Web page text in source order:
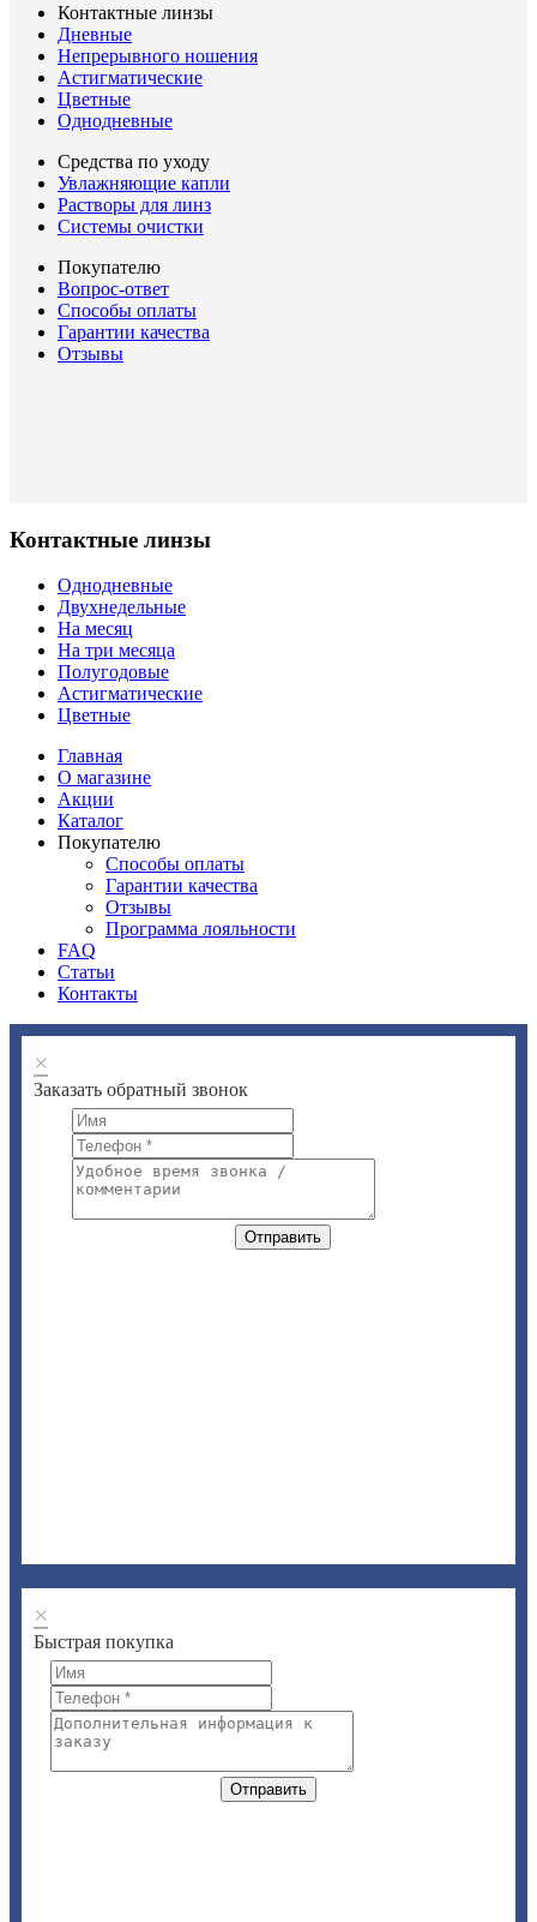
Контактные линзы
Дневные
Непрерывного ношения
Астигматические
Цветные
Однодневные
Средства по уходу
Увлажняющие капли
Растворы для линз
Системы очистки
Покупателю
Вопрос-ответ
Способы оплаты
Гарантии качества
Отзывы
Контактные линзы
Однодневные
Двухнедельные
На месяц
На три месяца
Полугодовые
Астигматические
Цветные
Главная
О магазине
Акции
Каталог
Покупателю
Способы оплаты
Гарантии качества
Отзывы
Программа лояльности
FAQ
Статьи
Контакты
×
Заказать обратный звонок
Отправить
×
Быстрая покупка
Отправить